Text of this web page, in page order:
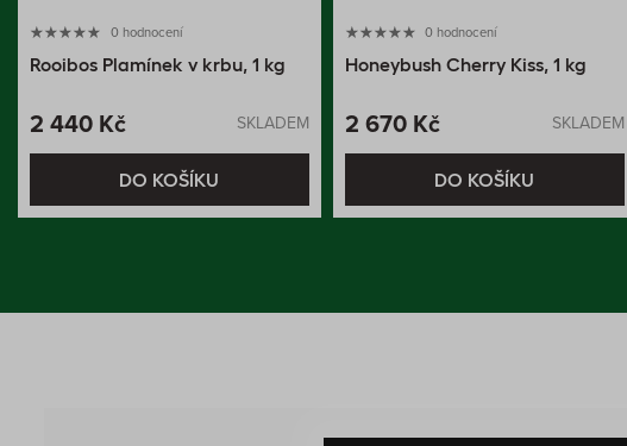
0 hodnocení
Rooibos Plamínek v krbu, 1 kg
2 440 Kč SKLADEM
DO KOŠÍKU
0 hodnocení
Honeybush Cherry Kiss, 1 kg
2 670 Kč SKLADEM
DO KOŠÍKU